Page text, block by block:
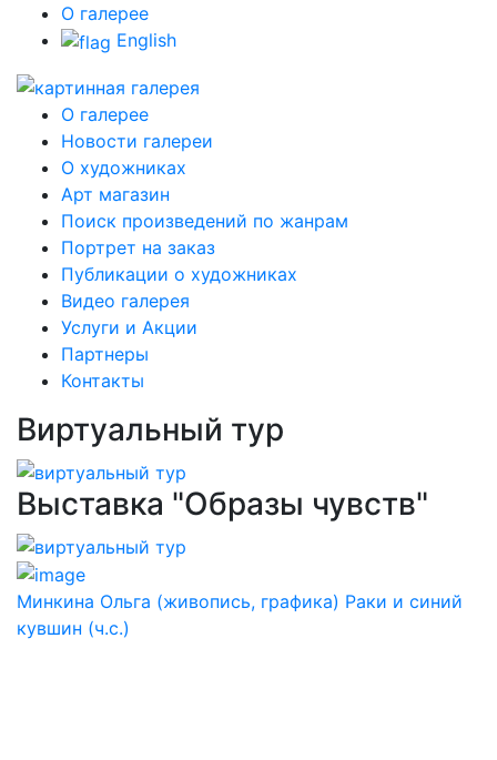
О галерее
English
О галерее
Новости галереи
О художниках
Арт магазин
Поиск произведений по жанрам
Портрет на заказ
Публикации о художниках
Видео галерея
Услуги и Акции
Партнеры
Контакты
Виртуальный тур
Выставка "Образы чувств"
Минкина Ольга (живопись, графика) Раки и синий
кувшин (ч.с.)